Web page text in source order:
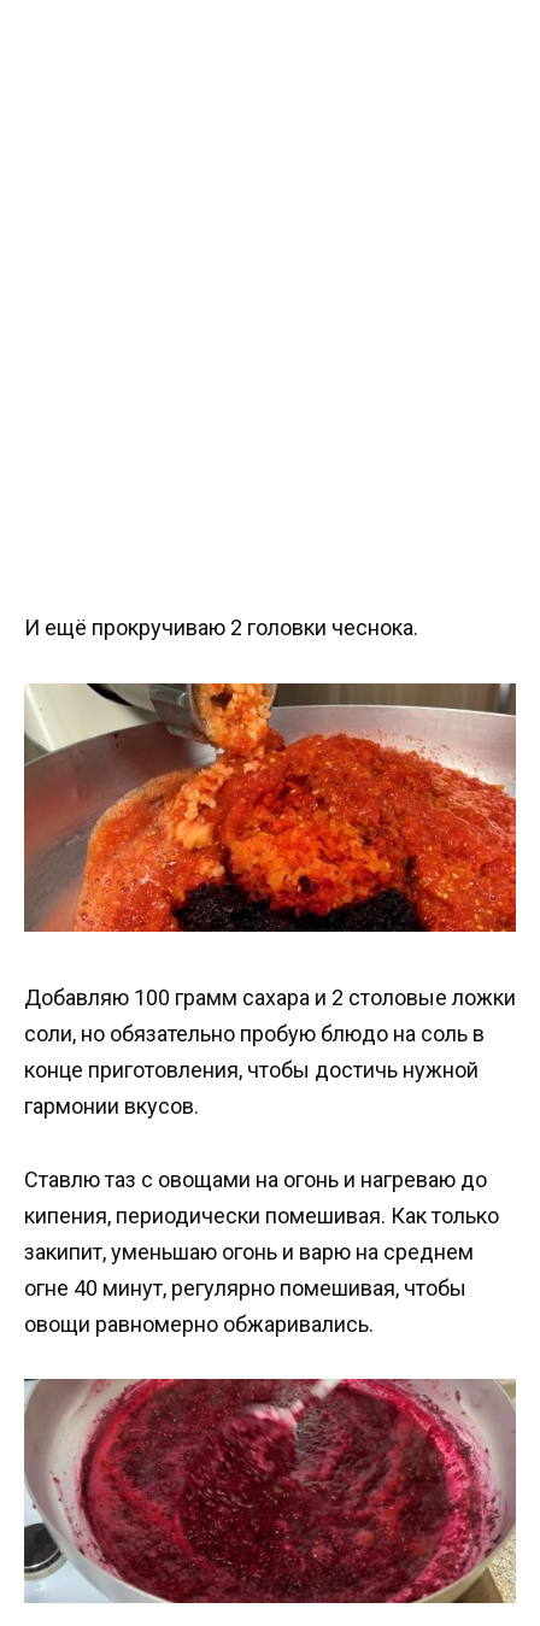
И ещё прокручиваю 2 головки чеснока.
Добавляю 100 грамм сахара и 2 столовые ложки
соли, но обязательно пробую блюдо на соль в
конце приготовления, чтобы достичь нужной
гармонии вкусов.
Ставлю таз с овощами на огонь и нагреваю до
кипения, периодически помешивая. Как только
закипит, уменьшаю огонь и варю на среднем
огне 40 минут, регулярно помешивая, чтобы
овощи равномерно обжаривались.